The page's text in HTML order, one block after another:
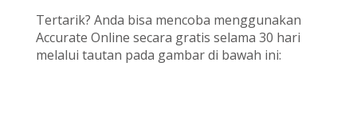
Tertarik? Anda bisa mencoba menggunakan
Accurate Online secara gratis selama 30 hari
melalui tautan pada gambar di bawah ini: